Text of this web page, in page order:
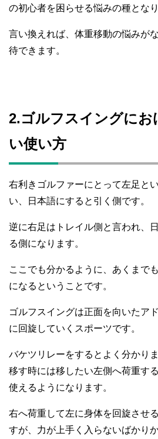
の初心者を困らせる悩みの種となり
言い換えれば、体重移動の悩みが
待できます。
2.ゴルフスイングにお
い使い方
右利きゴルファーにとって左足と
い、日本語にすると引く側です。
逆に右足はトレイル側と言われ、
る側になります。
ここでも分かるように、あくまで
になるということです。
ゴルフスイングは正面を向いたア
に回旋していくスポーツです。
バケツリレーをするとよく分かり
移す時には移したい左側へ荷重す
使えるようになります。
右へ荷重して左に身体を回旋させ
すが、力が上手く入らないばかり